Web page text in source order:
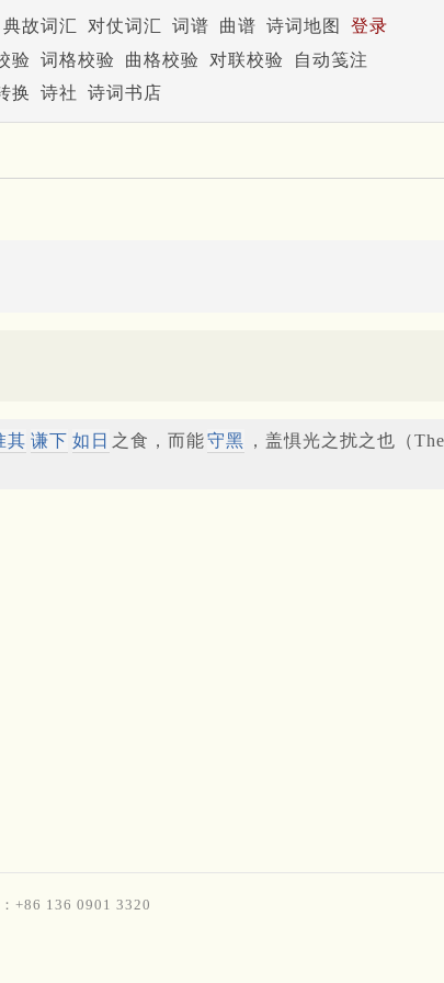
典故词汇 对仗词汇 词谱 曲谱 诗词地图
登录
验 词格校验 曲格校验 对联校验
自动笺注
换 诗社 诗词书店
其 谦下 如日 之食，而能守黑 ，盖惧光之扰之也（
+86 136 0901 3320